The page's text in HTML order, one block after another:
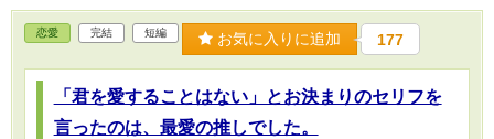
恋愛 完結 短編 お気に入りに追加 177
「君を愛することはない」とお決まりのセリフを
言ったのは、最愛の推しでした。